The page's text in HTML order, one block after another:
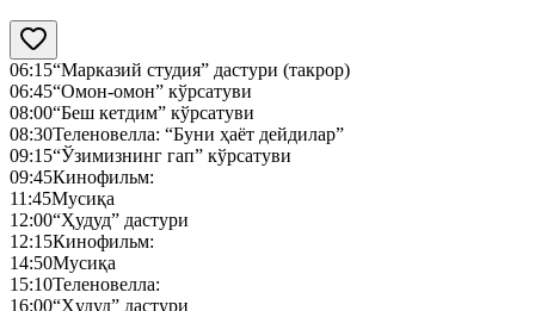
06:15“Марказий студия” дастури (такрор)
06:45“Омон-омон” кўрсатуви
08:00“Беш кетдим” кўрсатуви
08:30Теленовелла: “Буни ҳаёт дейдилар”
09:15“Ўзимизнинг гап” кўрсатуви
09:45Кинофильм:
11:45Мусиқа
12:00“Ҳудуд” дастури
12:15Кинофильм:
14:50Мусиқа
15:10Теленовелла:
16:00“Ҳудуд” дастури